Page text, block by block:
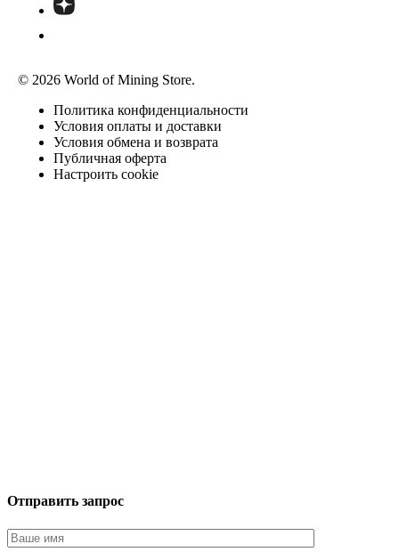
© 2026 World of Mining Store.
Политика конфиденциальности
Условия оплаты и доставки
Условия обмена и возврата
Публичная оферта
Настроить cookie
Отправить запрос